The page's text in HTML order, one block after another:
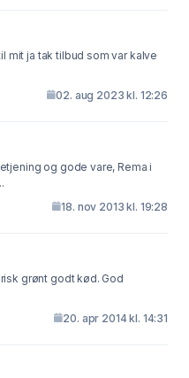
ja tak tilbud som var kalve
02. aug 2023 kl. 12:26
og gode vare, Rema i
18. nov 2013 kl. 19:28
grønt godt kød. God
20. apr 2014 kl. 14:31